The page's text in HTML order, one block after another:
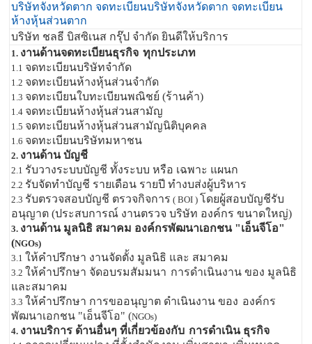
บริษัทจังหวัดตาก จดทะเบียนบริษัทจังหวัดตาก จดทะเบียน
ห้างหุ้นส่วนตาก
บริษัท ชลธี บิสซิเนส กรุ๊ป จำกัด ยินดีให้บริการ
1. งานด้านจดทะเบียนธุรกิจ ทุกประเภท
1.1 จดทะเบียนบริษัทจำกัด
1.2 จดทะเบียนห้างหุ้นส่วนจำกัด
1.3 จดทะเบียนใบทะเบียนพณิชย์ (ร้านค้า)
1.4 จดทะเบียนห้างหุ้นส่วนสามัญ
1.5 จดทะเบียนห้างหุ้นส่วนสามัญนิติบุคคล
1.6 จดทะเบียนบริษัทมหาชน
2. งานด้าน บัญชี
2.1 รับวางระบบบัญชี ทั้งระบบ หรือ เฉพาะ แผนก
2.2 รับจัดทำบัญชี รายเดือน รายปี ทำงบส่งผู้บริหาร
2.3 รับตรวจสอบบัญชี ตรวจกิจการ ( BOI ) โดยผู้สอบบัญชีรับ
อนุญาต (ประสบการณ์ งานตรวจ บริษัท องค์กร ขนาดใหญ่)
3. งานด้าน มูลนิธิ สมาคม องค์กรพัฒนาเอกชน "เอ็นจีโอ"
(NGOs)
3.1 ให้คำปรึกษา งานจัดตั้ง มูลนิธิ และ สมาคม
3.2 ให้คำปรึกษา จัดอบรมสัมมนา การดำเนินงาน ของ มูลนิธิ
และสมาคม
3.3 ให้คำปรึกษา การขออนุญาต ดำเนินงาน ของ องค์กร
พัฒนาเอกชน "เอ็นจีโอ" (NGOs)
4. งานบริการ ด้านอื่นๆ ที่เกี่ยวข้องกับ การดำเนิน ธุรกิจ